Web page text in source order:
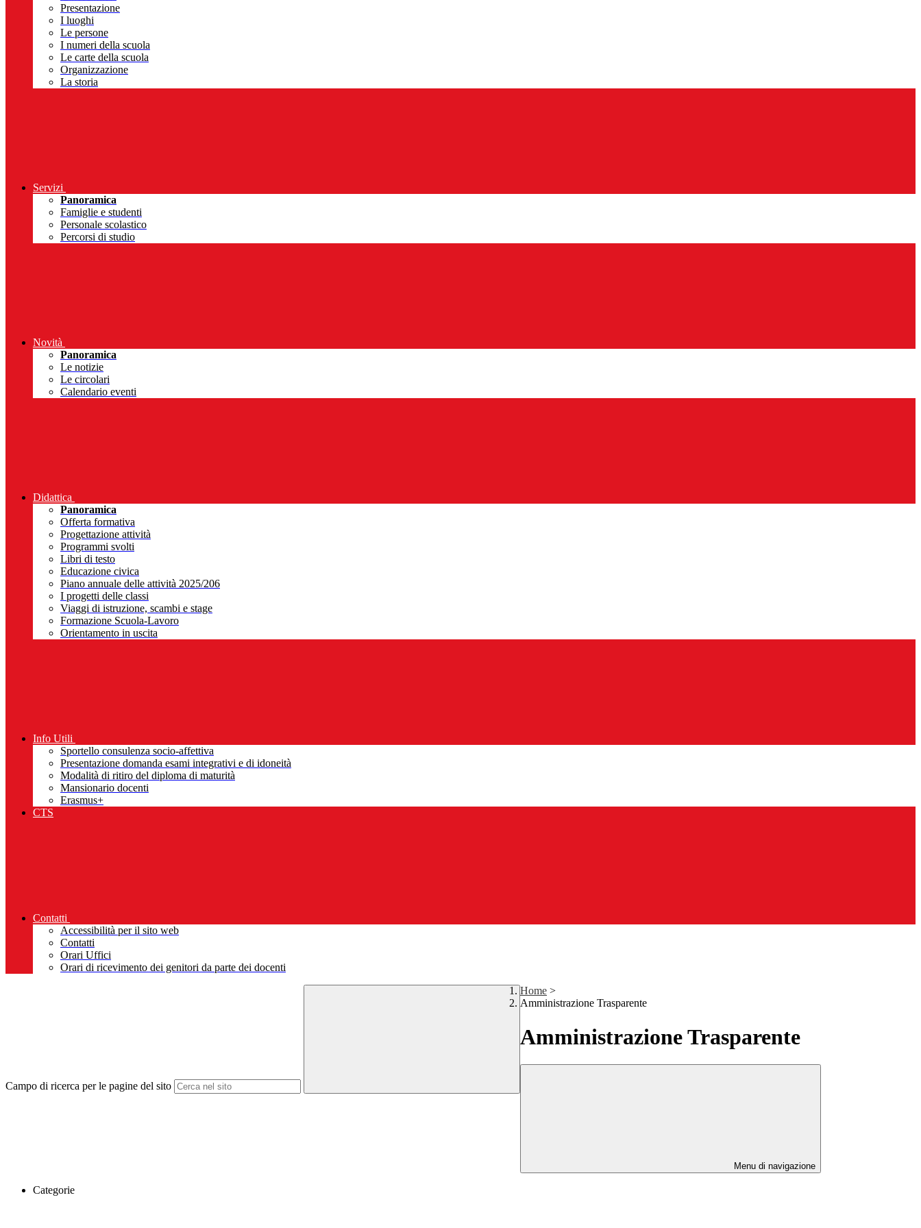
Presentazione
I luoghi
Le persone
I numeri della scuola
Le carte della scuola
Organizzazione
La storia
Servizi
Panoramica
Famiglie e studenti
Personale scolastico
Percorsi di studio
Novità
Panoramica
Le notizie
Le circolari
Calendario eventi
Didattica
Panoramica
Offerta formativa
Progettazione attività
Programmi svolti
Libri di testo
Educazione civica
Piano annuale delle attività 2025/206
I progetti delle classi
Viaggi di istruzione, scambi e stage
Formazione Scuola-Lavoro
Orientamento in uscita
Info Utili
Sportello consulenza socio-affettiva
Presentazione domanda esami integrativi e di idoneità
Modalità di ritiro del diploma di maturità
Mansionario docenti
Erasmus+
CTS
Contatti
Accessibilità per il sito web
Contatti
Orari Uffici
Orari di ricevimento dei genitori da parte dei docenti
Campo di ricerca per le pagine del sito
Home >
Amministrazione Trasparente
Amministrazione Trasparente
Menu di navigazione
Categorie